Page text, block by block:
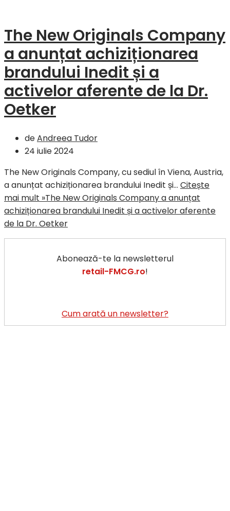
The New Originals Company
a anunțat achiziționarea
brandului Inedit și a
activelor aferente de la Dr.
Oetker
deAndreea Tudor
24 iulie 2024
The New Originals Company, cu sediul în Viena, Austria,
a anunțat achiziționarea brandului Inedit și… Citește
mai mult »The New Originals Company a anunțat
achiziționarea brandului Inedit și a activelor aferente
de la Dr. Oetker
Abonează-te la newsletterul
retail-FMCG.ro!
Cum arată un newsletter?